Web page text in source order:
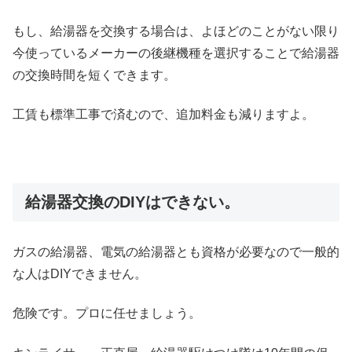
もし、給湯器を交換する場合は、よほどのことがない限り
今使っているメーカーの後継機種を選択することで給湯器
の交換時間を短くできます。
工賃も標準工事で済むので、追加料金も減りますよ。
給湯器交換のDIYはできない。
ガスの給湯器、電気の給湯器とも資格が必要なので一般的
な人はDIYできません。
危険です。プロに任せましょう。